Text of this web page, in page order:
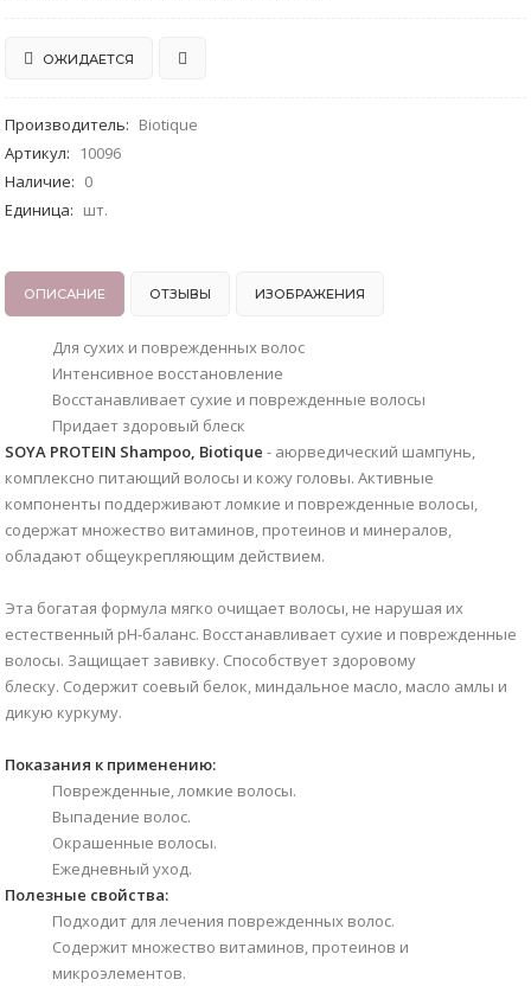
ОЖИДАЕТСЯ
Производитель: Biotique
Артикул:
10096
Наличие: 0
Единица: шт.
ОПИСАНИЕ ОТЗЫВЫ ИЗОБРАЖЕНИЯ
Для сухих и поврежденных волос
Интенсивное восстановление
Восстанавливает сухие и поврежденные волосы
Придает здоровый блеск
SOYA PROTEIN Shampoo, Biotique - аюрведический шампунь,
комплексно питающий волосы и кожу головы. Активные
компоненты поддерживают ломкие и поврежденные волосы,
содержат множество витаминов, протеинов и минералов,
обладают общеукрепляющим действием.
Эта богатая формула мягко очищает волосы, не нарушая их
естественный pH-баланс. Восстанавливает сухие и поврежденные
волосы. Защищает завивку. Способствует здоровому
блеску. Содержит соевый белок, миндальное масло, масло амлы и
дикую куркуму.
Показания к применению:
Поврежденные, ломкие волосы.
Выпадение волос.
Окрашенные волосы.
Ежедневный уход.
Полезные свойства:
Подходит для лечения поврежденных волос.
Содержит множество витаминов, протеинов и
микроэлементов.